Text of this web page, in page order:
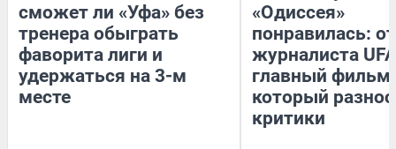
сможет ли «Уфа» без
тренера обыграть
фаворита лиги и
удержаться на 3-м
месте
«Одиссея»
понравилась:
журналиста
главный фильм
который
критики